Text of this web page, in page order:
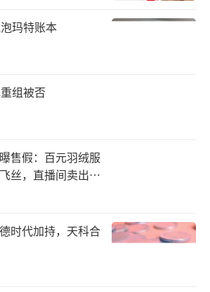
为用户的“贾维斯”。
回数据。
忘了哪家店，你就可以跟电脑
鞋子或者衣服的样子，电脑就
的页面。
功能虽然很好用，但有一个问
脑时时刻刻你在干什么。你的
玛特账本
组被否
售假：百元羽绒服
丝，直播间卖出超
时代加持，天科合